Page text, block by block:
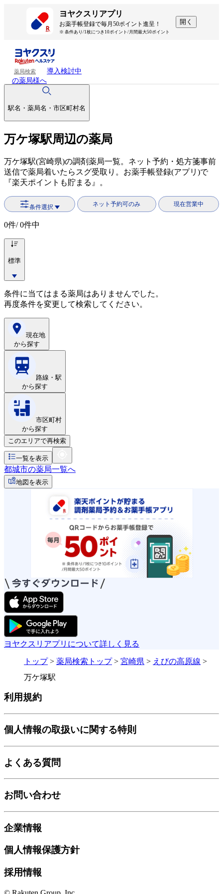
ヨヤクスリアプリ
お薬手帳登録で毎月50ポイント進呈！
※ 条件あり/1枚につき10ポイント/月間最大50ポイント
開く
薬局検索
導入検討中
の薬局様へ
駅名・薬局名・市区町村名
万ケ塚駅周辺の薬局
万ケ塚駅(宮崎県)の調剤薬局一覧。ネット予約・処方箋事前
送信で薬局着いたらスグ受取り。お薬手帳登録(アプリ)で
『楽天ポイントも貯まる』。
条件選択 ネット予約可のみ 現在営業中
0件/ 0件中
標準
条件に当てはまる薬局はありませんでした。
再度条件を変更して検索してください。
現在地
から探す
路線・駅
から探す
市区町村
から探す
このエリアで再検索
一覧を表示
都城市の薬局一覧へ
地図を表示
ヨヤクスリアプリについて詳しく見る
トップ> 薬局検索トップ> 宮崎県 > えびの高原線 >
万ケ塚駅
利用規約
個人情報の取扱いに関する特則
よくある質問
お問い合わせ
企業情報
個人情報保護方針
採用情報